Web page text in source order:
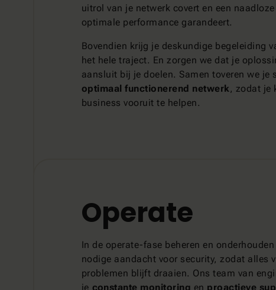
uitrol van je netwerk covert en een
optimale performance garandeert.
Bovendien krijg je deskundige begeleiding
het hele traject. En zorgen we dat je
aansluit bij je doelen. Samen toveren we je
optimaal functionerend netwerk, zodat je
business vooruit te helpen.
Operate
In de operate-fase beheren en
nodige aandacht voor security, zodat alles
problemen blijft draaien. Ons team van
je constante monitoring en proactieve